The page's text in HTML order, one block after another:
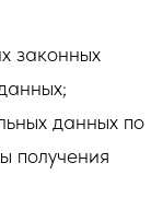
законных
данных по
получения